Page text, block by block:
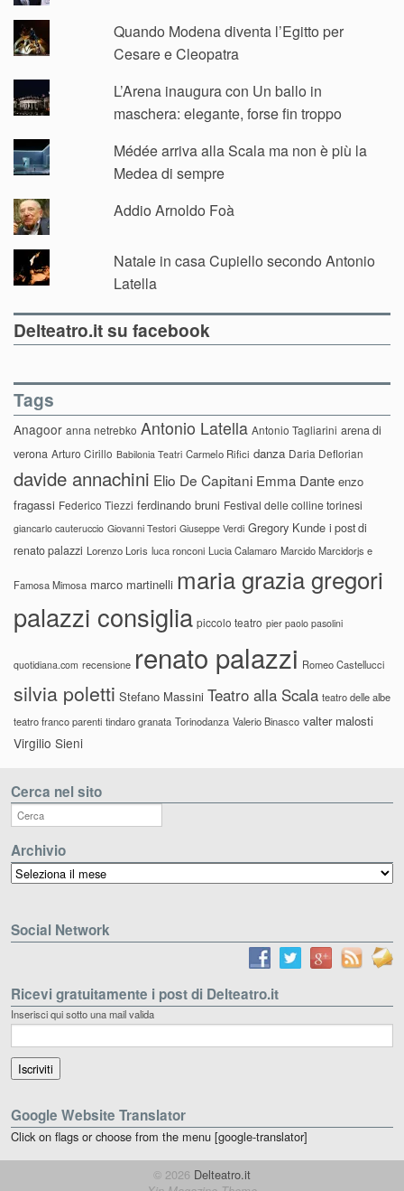
Quando Modena diventa l’Egitto per
Cesare e Cleopatra
L’Arena inaugura con Un ballo in
maschera: elegante, forse fin troppo
Médée arriva alla Scala ma non è più la
Medea di sempre
Addio Arnoldo Foà
Natale in casa Cupiello secondo Antonio
Latella
Delteatro.it su facebook
Tags
Anagoor anna netrebko Antonio Latella Antonio Tagliarini arena di
verona Arturo Cirillo Babilonia Teatri Carmelo Rifici danza Daria Deflorian
davide annachini Elio De Capitani Emma Dante enzo
fragassi Federico Tiezzi ferdinando bruni Festival delle colline torinesi
giancarlo cauteruccio Giovanni Testori Giuseppe Verdi Gregory Kunde i post di
renato palazzi Lorenzo Loris luca ronconi Lucia Calamaro Marcido Marcidorjs e
Famosa Mimosa marco martinelli maria grazia gregori
palazzi consiglia piccolo teatro pier paolo pasolini
quotidiana.com recensione renato palazzi Romeo Castellucci
silvia poletti Stefano Massini Teatro alla Scala teatro delle albe
teatro franco parenti tindaro granata Torinodanza Valerio Binasco valter malosti
Virgilio Sieni
Cerca nel sito
Archivio
Archivio
Social Network
Ricevi gratuitamente i post di Delteatro.it
Inserisci qui sotto una mail valida
Google Website Translator
Click on flags or choose from the menu [google-translator]
© 2026 Delteatro.it